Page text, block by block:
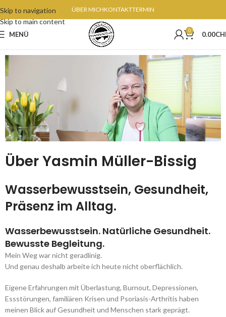
Skip to navigation
Skip to main content
ÜBER MICHKONTAKTTERMIN
MENÜ 0 0.00
Über Yasmin Müller-Bissig
Wasserbewusstsein, Gesundheit,
Präsenz im Alltag.
Wasserbewusstsein. Natürliche Gesundheit.
Bewusste Begleitung.
Mein Weg war nicht geradlinig.
Und genau deshalb arbeite ich heute nicht oberflächlich.
Eigene Erfahrungen mit Überlastung, Burnout, Depressionen,
Essstörungen, familiären Krisen und Psoriasis-Arthritis haben
meinen Blick auf Gesundheit und Menschen stark geprägt.